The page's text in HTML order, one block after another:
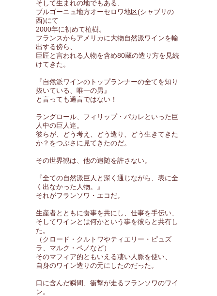
そして生まれの地でもある、
ブルゴーニュ地方オーセロワ地区(シャブリの
西)にて
2000年に初めて植樹。
フランスからアメリカに大物自然派ワインを輸
出する傍ら、
巨匠と言われる人物を含め80蔵の造り方を見続
けてきた。
『自然派ワインのトップランナーの全てを知り
抜いている、唯一の男』
と言っても過言ではない！
ラングロール、フィリップ・パカレといった巨
人中の巨人達。
彼らが、どう考え、どう造り、どう生きてきた
か？をつぶさに見てきたのだ。
その世界観は、他の追随を許さない。
『全ての自然派巨人と深く通じながら、表に全
く出なかった人物。』
それがフランソワ・エコだ。
生産者とともに食事を共にし、仕事を手伝い、
そしてワインとは何かという事を彼らと共有し
た。
（クロード・クルトワやティエリー・ピュズ
ラ、マルク・ペノなど）
そのマフィア的ともいえる凄い人脈を使い、
自身のワイン造りの元にしたのだった。
口に含んだ瞬間、衝撃が走るフランソワのワイ
ン。